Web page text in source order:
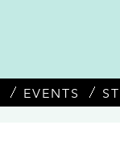
EVENTS